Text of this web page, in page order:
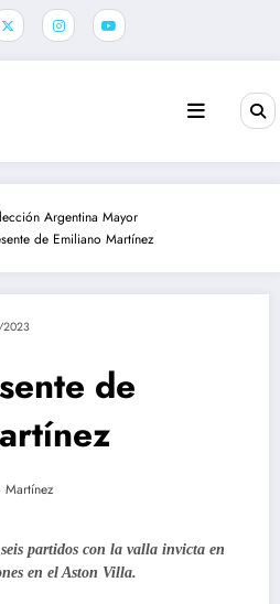
Argentina Mayor
de Emiliano Martínez
de
partidos con la valla invicta en
en el Aston Villa.